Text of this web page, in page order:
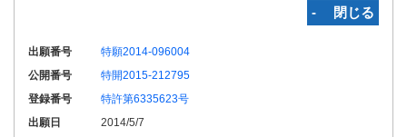
‐ 閉じる
出願番号
特願2014-096004
公開番号
特開2015-212795
登録番号
特許第6335623号
出願日
2014/5/7